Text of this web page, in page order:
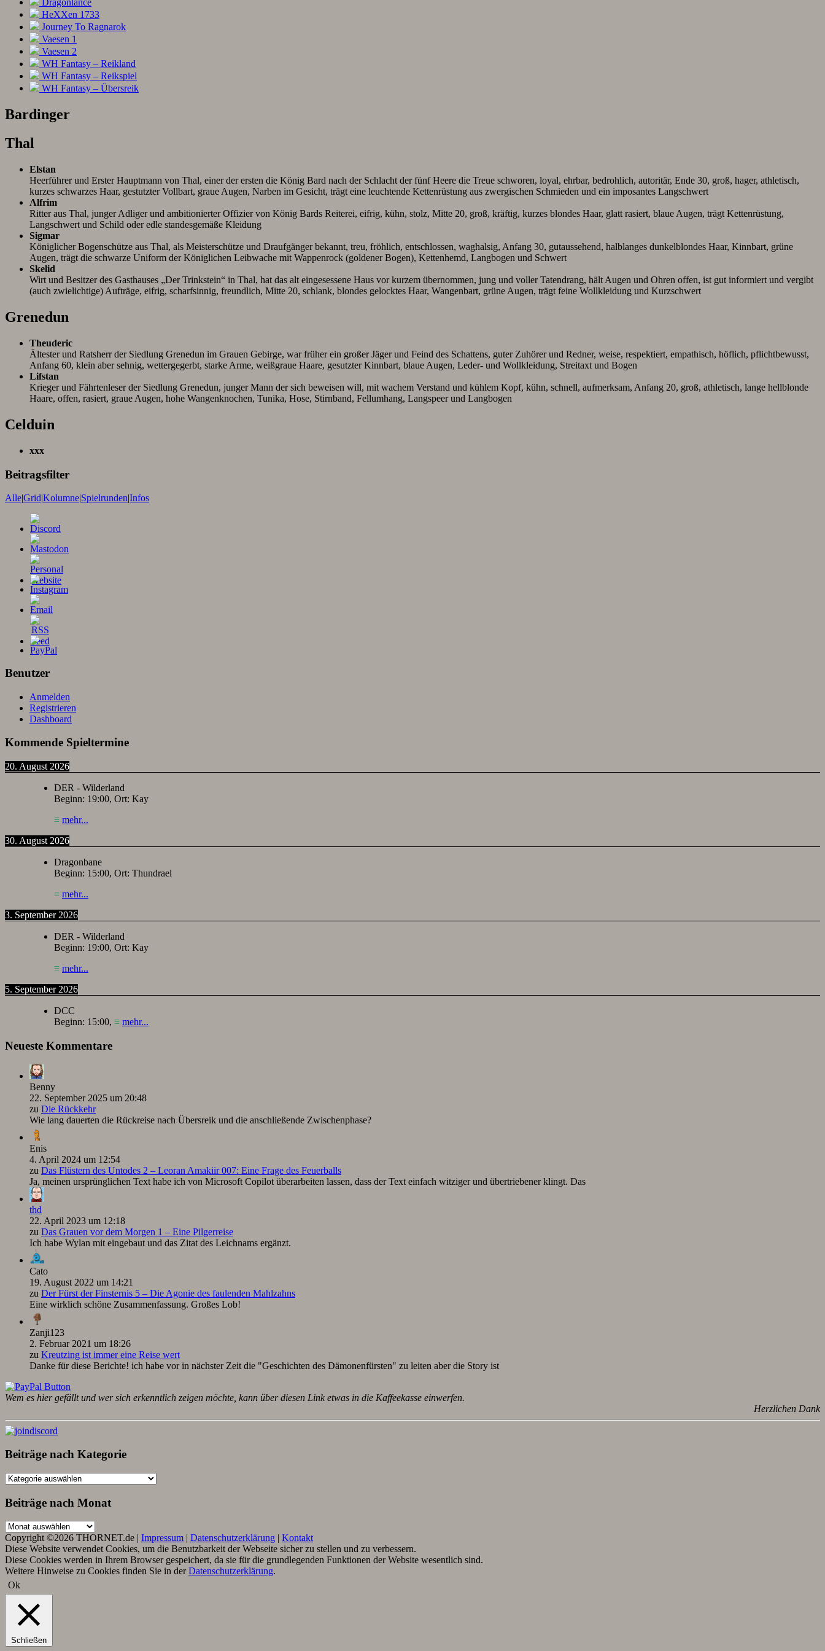
Dragonlance
HeXXen 1733
Journey To Ragnarok
Vaesen 1
Vaesen 2
WH Fantasy – Reikland
WH Fantasy – Reikspiel
WH Fantasy – Übersreik
Bardinger
Thal
Elstan
Heerführer und Erster Hauptmann von Thal, einer der ersten die König Bard nach der Schlacht der fünf Heere die Treue schworen, loyal, ehrbar, bedrohlich, autoritär, Ende 30, groß, hager, athletisch,
kurzes schwarzes Haar, gestutzter Vollbart, graue Augen, Narben im Gesicht, trägt eine leuchtende Kettenrüstung aus zwergischen Schmieden und ein imposantes Langschwert
Alfrim
Ritter aus Thal, junger Adliger und ambitionierter Offizier von König Bards Reiterei, eifrig, kühn, stolz, Mitte 20, groß, kräftig, kurzes blondes Haar, glatt rasiert, blaue Augen, trägt Kettenrüstung,
Langschwert und Schild oder edle standesgemäße Kleidung
Sigmar
Königlicher Bogenschütze aus Thal, als Meisterschütze und Draufgänger bekannt, treu, fröhlich, entschlossen, waghalsig, Anfang 30, gutaussehend, halblanges dunkelblondes Haar, Kinnbart, grüne
Augen, trägt die schwarze Uniform der Königlichen Leibwache mit Wappenrock (goldener Bogen), Kettenhemd, Langbogen und Schwert
Skelid
Wirt und Besitzer des Gasthauses „Der Trinkstein“ in Thal, hat das alt eingesessene Haus vor kurzem übernommen, jung und voller Tatendrang, hält Augen und Ohren offen, ist gut informiert und vergibt
(auch zwielichtige) Aufträge, eifrig, scharfsinnig, freundlich, Mitte 20, schlank, blondes gelocktes Haar, Wangenbart, grüne Augen, trägt feine Wollkleidung und Kurzschwert
Grenedun
Theuderic
Ältester und Ratsherr der Siedlung Grenedun im Grauen Gebirge, war früher ein großer Jäger und Feind des Schattens, guter Zuhörer und Redner, weise, respektiert, empathisch, höflich, pflichtbewusst,
Anfang 60, klein aber sehnig, wettergegerbt, starke Arme, weißgraue Haare, gesutzter Kinnbart, blaue Augen, Leder- und Wollkleidung, Streitaxt und Bogen
Lifstan
Krieger und Fährtenleser der Siedlung Grenedun, junger Mann der sich beweisen will, mit wachem Verstand und kühlem Kopf, kühn, schnell, aufmerksam, Anfang 20, groß, athletisch, lange hellblonde
Haare, offen, rasiert, graue Augen, hohe Wangenknochen, Tunika, Hose, Stirnband, Fellumhang, Langspeer und Langbogen
Celduin
xxx
Beitragsfilter
Alle|Grid|Kolumne|Spielrunden|Infos
Benutzer
Anmelden
Registrieren
Dashboard
Kommende Spieltermine
20. August 2026
DER - Wilderland
Beginn: 19:00, Ort: Kay
≡ mehr...
30. August 2026
Dragonbane
Beginn: 15:00, Ort: Thundrael
≡ mehr...
3. September 2026
DER - Wilderland
Beginn: 19:00, Ort: Kay
≡ mehr...
5. September 2026
DCC
Beginn: 15:00, ≡ mehr...
Neueste Kommentare
Benny
22. September 2025 um 20:48
zu Die Rückkehr
Wie lang dauerten die Rückreise nach Übersreik und die anschließende Zwischenphase?
Enis
4. April 2024 um 12:54
zu Das Flüstern des Untodes 2 – Leoran Amakiir 007: Eine Frage des Feuerballs
Ja, meinen ursprünglichen Text habe ich von Microsoft Copilot überarbeiten lassen, dass der Text einfach witziger und übertriebener klingt. Das
thd
22. April 2023 um 12:18
zu Das Grauen vor dem Morgen 1 – Eine Pilgerreise
Ich habe Wylan mit eingebaut und das Zitat des Leichnams ergänzt.
Cato
19. August 2022 um 14:21
zu Der Fürst der Finsternis 5 – Die Agonie des faulenden Mahlzahns
Eine wirklich schöne Zusammenfassung. Großes Lob!
Zanji123
2. Februar 2021 um 18:26
zu Kreutzing ist immer eine Reise wert
Danke für diese Berichte! ich habe vor in nächster Zeit die "Geschichten des Dämonenfürsten" zu leiten aber die Story ist
Wem es hier gefällt und wer sich erkenntlich zeigen möchte, kann über diesen Link etwas in die Kaffeekasse einwerfen.
Herzlichen Dank
Beiträge nach Kategorie
Beiträge
Kategorie
Beiträge nach Monat
Beiträge
nach
Monat
Copyright ©2026 THORNET.de | Impressum | Datenschutzerklärung | Kontakt
Diese Website verwendet Cookies, um die Benutzbarkeit der Webseite sicher zu stellen und zu verbessern.
Diese Cookies werden in Ihrem Browser gespeichert, da sie für die grundlegenden Funktionen der Website wesentlich sind.
Weitere Hinweise zu Cookies finden Sie in derDatenschutzerklärung.
Ok
Schließen